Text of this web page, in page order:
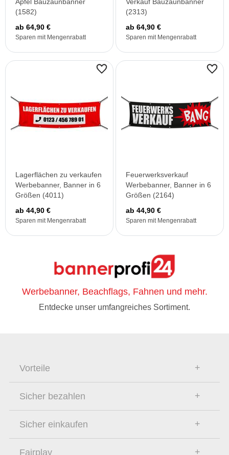
(1582)
ab 64,90 €
Sparen mit Mengenrabatt
(2313)
ab 64,90 €
Sparen mit Mengenrabatt
Lagerflächen zu verkaufen
Werbebanner, Banner in 6
Größen (4011)
ab 44,90 €
Sparen mit Mengenrabatt
Feuerwerksverkauf
Werbebanner, Banner in 6
Größen (2164)
ab 44,90 €
Sparen mit Mengenrabatt
Werbebanner, Beachflags, Fahnen und mehr.
Entdecke unser umfangreiches Sortiment.
Vorteile
Sicher bezahlen
Sicher einkaufen
Fairplay